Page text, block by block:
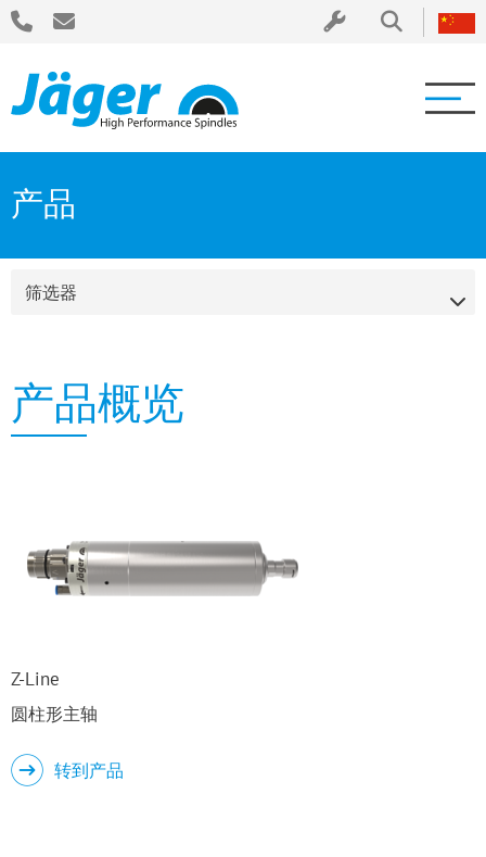
产品
筛选器
产品概览
Z-Line
圆柱形主轴
转到产品